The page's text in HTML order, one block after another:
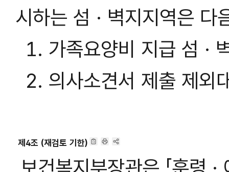
시하는 섬 · 벽지지역은
1. 가족요양비 지급 섬 ·
2. 의사소견서 제출 제외
제4조 (재검토 기한)